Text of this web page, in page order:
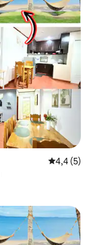
Середня
4,4 (5)